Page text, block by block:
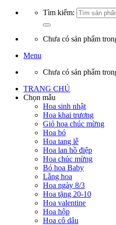
Tìm kiếm:
Chưa có sản phẩm
Menu
Chưa có sản phẩm
TRANG CHỦ
Chọn mẫu
Hoa sinh nhật
Hoa khai trương
Giỏ hoa chúc mừng
Hoa bó
Hoa tang lễ
Hoa lan hồ điệp
Hoa chúc mừng
Bó hoa Baby
Lẵng hoa
Hoa ngày 8/3
Hoa tặng 20-10
Hoa valentine
Hoa hộp
Hoa cô dâu